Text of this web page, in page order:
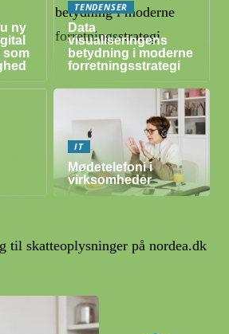
ny
som
TENDENSER
Data
visualiseringens
betydning i moderne
forretningsstrategi
IT
Mødetelefoni i
virksomheder
til skatteoplysninger på nordea.dk